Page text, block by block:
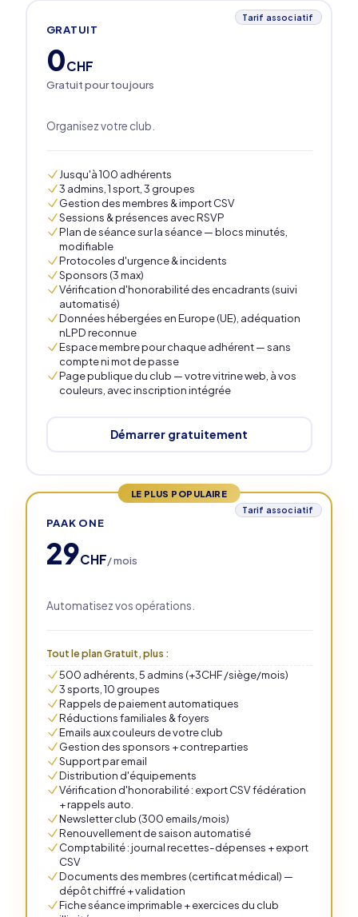
Tarif associatif
GRATUIT
0CHF
Gratuit pour toujours
Organisez votre club.
Jusqu'à 100 adhérents
3 admins, 1 sport, 3 groupes
Gestion des membres & import CSV
Sessions & présences avec RSVP
Plan de séance sur la séance — blocs minutés,
modifiable
Protocoles d'urgence & incidents
Sponsors (3 max)
Vérification d'honorabilité des encadrants (suivi
automatisé)
Données hébergées en Europe (UE), adéquation
nLPD reconnue
Espace membre pour chaque adhérent — sans
compte ni mot de passe
Page publique du club — votre vitrine web, à vos
couleurs, avec inscription intégrée
Démarrer gratuitement
LE PLUS POPULAIRE
Tarif associatif
PAAK ONE
29CHF/ mois
Automatisez vos opérations.
Tout le plan Gratuit, plus :
500 adhérents, 5 admins (+3CHF /siège/mois)
3 sports, 10 groupes
Rappels de paiement automatiques
Réductions familiales & foyers
Emails aux couleurs de votre club
Gestion des sponsors + contreparties
Support par email
Distribution d'équipements
Vérification d'honorabilité : export CSV fédération
+ rappels auto.
Newsletter club (300 emails/mois)
Renouvellement de saison automatisé
Comptabilité : journal recettes-dépenses + export
CSV
Documents des membres (certificat médical) —
dépôt chiffré + validation
Fiche séance imprimable + exercices du club